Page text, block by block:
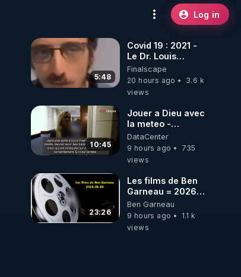
Log in
5:48
Covid 19 : 2021 -
Le Dr. Louis
Fouché renverse
le plateau de
CNews !
Finalscape
20 hours ago
3.6 k
views
10:45
Jouer a Dieu avec
la meteo -
Citoicitoyen
DataCenter
9 hours ago
735
views
23:26
Les films de Ben
Garneau = 2026-
08-08
Ben Garneau
9 hours ago
1.1 k
views